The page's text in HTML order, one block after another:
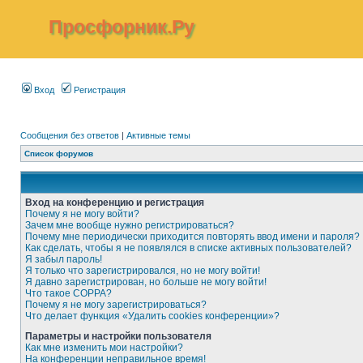
Просфорник.Ру
Вход Регистрация
Сообщения без ответов | Активные темы
Список форумов
Вход на конференцию и регистрация
Почему я не могу войти?
Зачем мне вообще нужно регистрироваться?
Почему мне периодически приходится повторять ввод имени и пароля?
Как сделать, чтобы я не появлялся в списке активных пользователей?
Я забыл пароль!
Я только что зарегистрировался, но не могу войти!
Я давно зарегистрирован, но больше не могу войти!
Что такое COPPA?
Почему я не могу зарегистрироваться?
Что делает функция «Удалить cookies конференции»?
Параметры и настройки пользователя
Как мне изменить мои настройки?
На конференции неправильное время!